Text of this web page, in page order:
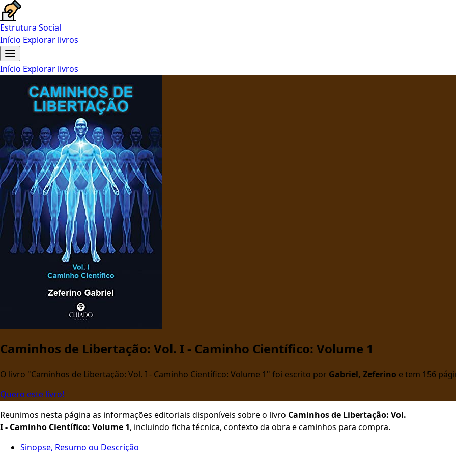
Estrutura Social
Início Explorar livros
Início Explorar livros
Caminhos de Libertação: Vol. I - Caminho Científico: Volume 1
O livro "Caminhos de Libertação: Vol. I - Caminho Científico: Volume 1" foi escrito por Gabriel, Zeferino e tem 156
Quero este livro!
Reunimos nesta página as informações editoriais disponíveis sobre o livro Caminhos de Libertação: Vol.
I - Caminho Científico: Volume 1, incluindo ficha técnica, contexto da obra e caminhos para compra.
Sinopse, Resumo ou Descrição